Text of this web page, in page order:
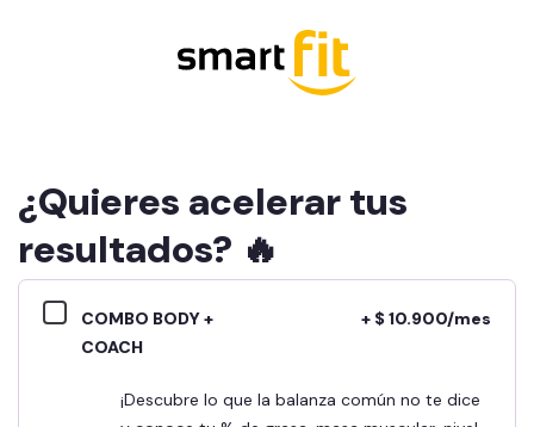
¿Quieres acelerar tus
resultados? 🔥
COMBO BODY +
COACH
+ $ 10.900/mes
¡Descubre lo que la balanza común no te dice